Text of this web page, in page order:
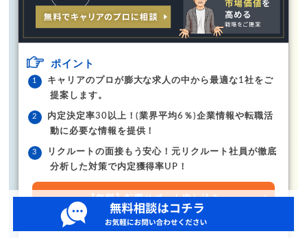
ポイント
キャリアのプロが膨大な求人の中から最適な1社をご
提案します。
内定決定率30以上！(業界平均6％)企業情報や転職活
動に必要な情報を提供！
リクルートの面接もう安心！元リクルート社員が徹底
分析した対策で内定獲得率UP！
【無料】転職サポート申し込み